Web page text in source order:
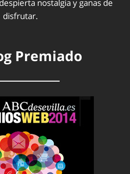
nostalgia y ganas de
disfrutar.
Premiado